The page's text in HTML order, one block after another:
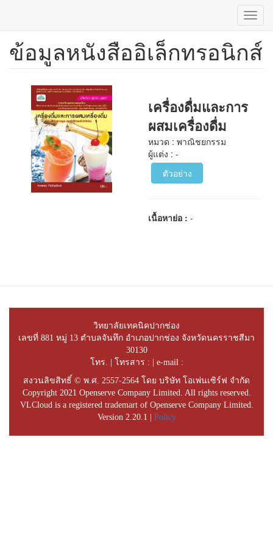
ข้าม
ข้อมูลหนังสืออิเล็กทรอนิกส์
เครื่องดื่มและการ
ผสมเครื่องดื่ม
หมวด : พาณิชยกรรม
ผู้แต่ง : -
ตัวอย่าง
เนื้อหาย่อ :-
วิทยาลัยเทคนิคปากช่อง
เลขที่ 881 หมู่ 13 ตำบลจันทึก อำเภอปากช่อง จังหวัดนครราชสีมา
30130
โทร. | โทรสาร : | e-mail :
สงวนลิขสิทธิ์ © พ.ศ. 2557-2564 โดย บริษัท โอเพ่นเซิร์ฟ จำกัด
Copyright 2021 Openserve Company Limited. All rights reserved.
VLCloud is a registered trademart of Openserve Company Limited.
Version 2.20.1 | Policy